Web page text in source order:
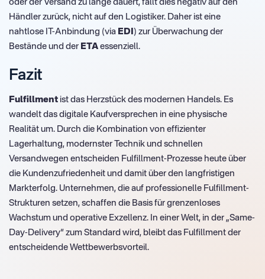
oder der Versand zu lange dauert, fällt dies negativ auf den
Händler zurück, nicht auf den Logistiker. Daher ist eine
nahtlose IT-Anbindung (via EDI ) zur Überwachung der
Bestände und der ETA essenziell.
Fazit
Fulfillment ist das Herzstück des modernen Handels. Es
wandelt das digitale Kaufversprechen in eine physische
Realität um. Durch die Kombination von effizienter
Lagerhaltung, modernster Technik und schnellen
Versandwegen entscheiden Fulfillment-Prozesse heute über
die Kundenzufriedenheit und damit über den langfristigen
Markterfolg. Unternehmen, die auf professionelle Fulfillment-
Strukturen setzen, schaffen die Basis für grenzenloses
Wachstum und operative Exzellenz. In einer Welt, in der „Same-
Day-Delivery“ zum Standard wird, bleibt das Fulfillment der
entscheidende Wettbewerbsvorteil.